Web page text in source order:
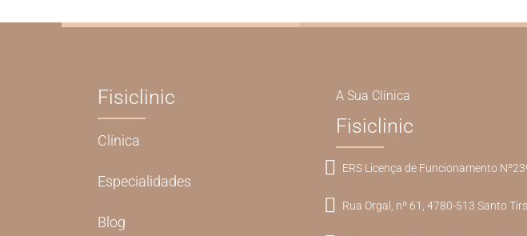
Fisiclinic
Clínica
Especialidades
Blog
A Sua Clínica
Fisiclinic
ERS Licença de Funcionamento
Rua Orgal, nº 61, 4780-513 Santo